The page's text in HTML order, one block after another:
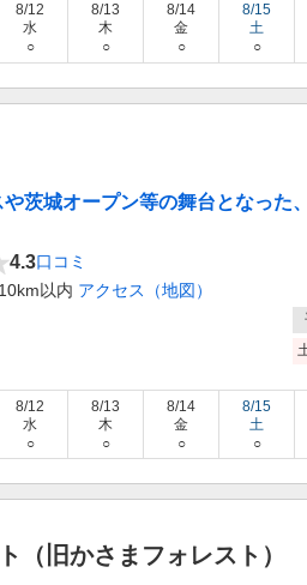
8/12
水
○
8/13
木
○
8/14
金
○
8/15
土
○
茨城オープン等の舞台となった
4.3口コミ
以内 アクセス（地図）
8/12
水
○
8/13
木
○
8/14
金
○
8/15
土
○
（旧かさまフォレスト）